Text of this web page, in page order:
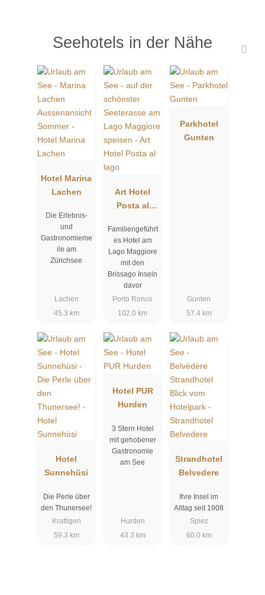
Seehotels in der Nähe
Hotel Marina
Lachen
Die Erlebnis-
und
Gastronomieme
ile am
Zürichsee
Lachen
45.3 km
Art Hotel
Posta al
Familiengeführt
es Hotel am
Lago Maggiore
mit den
Brissago Inseln
davor
Porto Ronco
102.0 km
Parkhotel
Gunten
Gunten
57.4 km
Hotel
Sunnehüsi
Die Perle über
den Thunersee!
Krattigen
59.3 km
Hotel PUR
Hurden
3 Stern Hotel
mit gehobener
Gastronomie
am See
Hurden
43.3 km
Strandhotel
Belvedere
Ihre Insel im
Alltag seit 1908
Spiez
60.0 km